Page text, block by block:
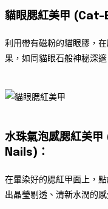
貓眼腮紅美甲
利用帶有磁粉的貓眼膠，
果，如同貓眼石般神秘深邃
水珠氣泡感腮紅美
Nails) ：
在暈染好的腮紅甲面上，
出晶瑩剔透、清新水潤的